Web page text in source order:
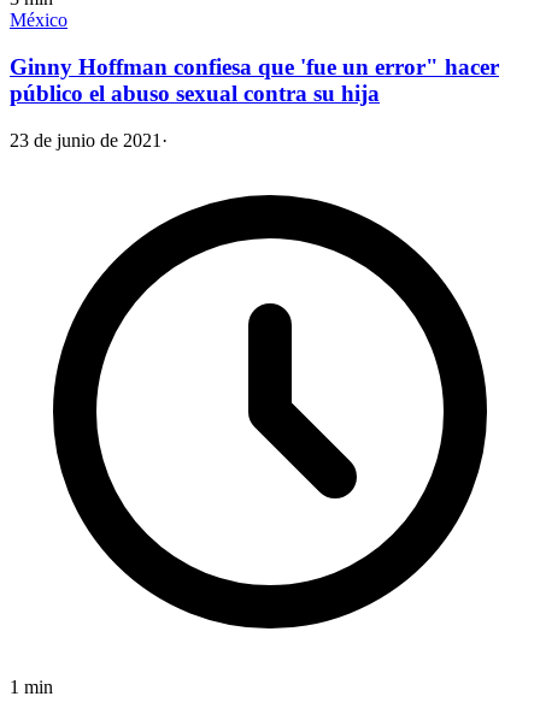
México
Ginny Hoffman confiesa que 'fue un error" hacer
público el abuso sexual contra su hija
23 de junio de 2021 ·
1 min